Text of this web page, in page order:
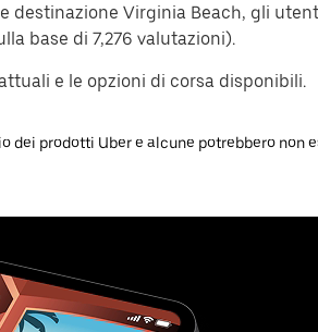
destinazione Virginia Beach, gli
base di 7,276 valutazioni).
e le opzioni di corsa disponibili.
dei prodotti Uber e alcune potrebbero